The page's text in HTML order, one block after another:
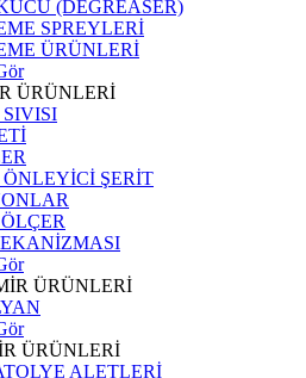
(DEGREASER)
SPREYLERİ
ÜRÜNLERİ
ÜRÜNLERİ
ŞERİT
ÜRÜNLERİ
ÜRÜNLERİ
ALETLERİ